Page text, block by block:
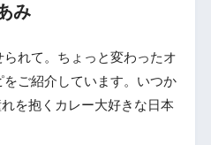
み
れて。ちょっと変わったオ
ご紹介しています。いつか
を抱くカレー大好きな日本